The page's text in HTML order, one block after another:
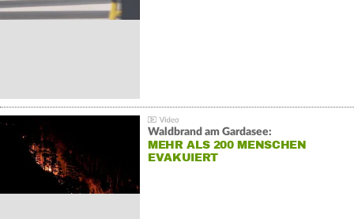
Waldbrand am Gardasee:
MEHR ALS 200 MENSCHEN
EVAKUIERT